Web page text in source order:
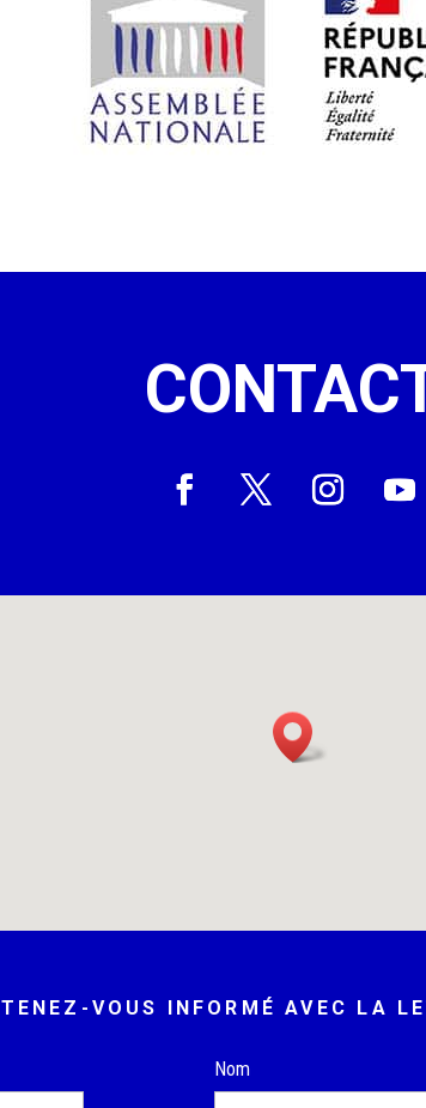
TENEZ-VOUS INFORMÉ AVEC LA
Nom